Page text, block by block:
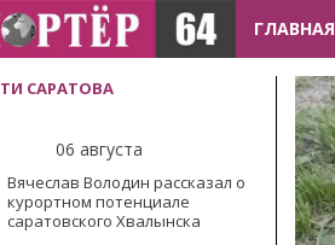
ГЛАВНАЯ
САРАТОВА
06 августа
Вячеслав Володин рассказал о
курортном потенциале
саратовского Хвалынска